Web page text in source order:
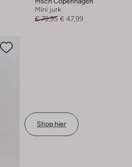
Mini jurk
€ 79,95 € 47,99
Shop hier